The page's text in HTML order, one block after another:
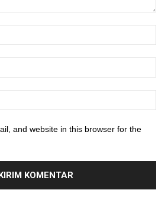
and website in this browser for the